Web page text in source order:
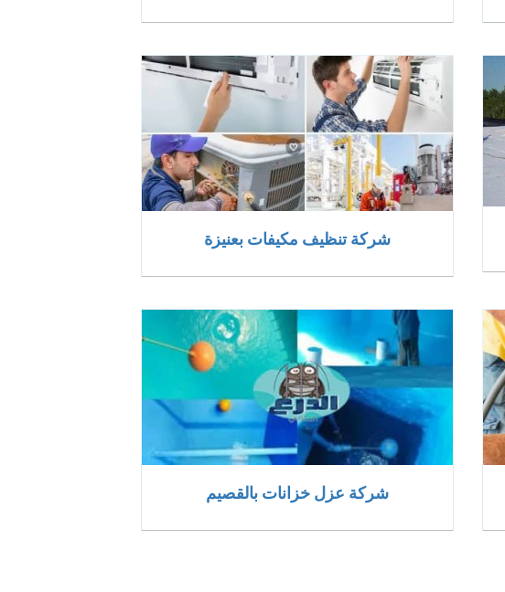
شركة تنظيف مكيفات بعنيزة
شركة عزل خزانات بالقصيم